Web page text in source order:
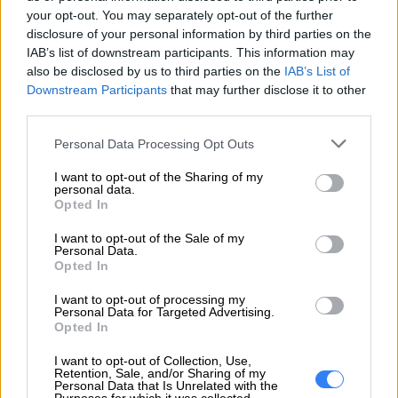
your opt-out. You may separately opt-out of the further
disclosure of your personal information by third parties on the
IAB’s list of downstream participants. This information may
also be disclosed by us to third parties on the IAB’s List of
Downstream Participants that may further disclose it to other
Personal Data Processing Opt Outs
I want to opt-out of the Sharing of my
personal data.
Opted In
I want to opt-out of the Sale of my
Personal Data.
Opted In
I want to opt-out of processing my
Personal Data for Targeted Advertising.
Opted In
I want to opt-out of Collection, Use,
Retention, Sale, and/or Sharing of my
Personal Data that Is Unrelated with the
przy zakupie w sklepie internetowym. Podczas
finalizacji zakupów wystarczy dodać do produktu
wybrany wariant ochrony EasyProtect lub dodać
wybrany wariant bezpośrednio do koszyka
podczas zakupów w sklepie internetowym.
Kod
producenta
Dane
producenta
Podmiot
odpowiedzialny